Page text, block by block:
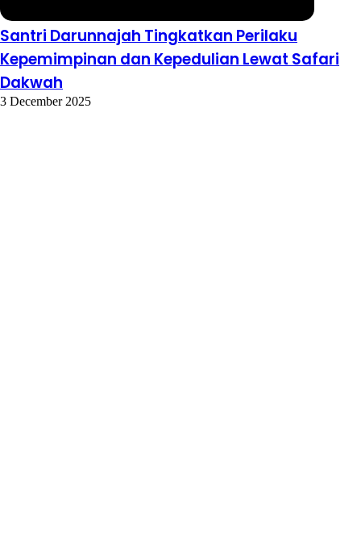
Santri Darunnajah Tingkatkan Perilaku
Kepemimpinan dan Kepedulian Lewat Safari
Dakwah
3 December 2025